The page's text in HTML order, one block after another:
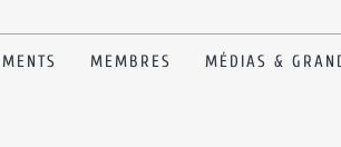
MEMBRES MÉDIAS &